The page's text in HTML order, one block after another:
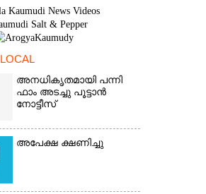
LOCAL
അനധികൃതമായി പന്നി
ഫാം അടച്ചു പൂട്ടാൻ
നോട്ടീസ്
അപേക്ഷ ക്ഷണിച്ചു